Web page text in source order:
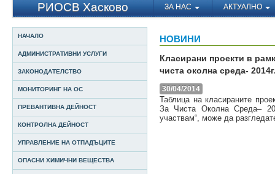
РИОСВ Хасково ЗА НАС АКТУАЛНО
НАЧАЛО
АДМИНИСТРАТИВНИ УСЛУГИ
ЗАКОНОДАТЕЛСТВО
МОНИТОРИНГ НА ОС
ПРЕВАНТИВНА ДЕЙНОСТ
КОНТРОЛНА ДЕЙНОСТ
УПРАВЛЕНИЕ НА ОТПАДЪЦИТЕ
ОПАСНИ ХИМИЧНИ ВЕЩЕСТВА
НОВИНИ
Класирани проекти в
чиста околна среда-
30/04/2014
Таблица на класираните
За Чиста Околна Среда–
участвам“, може да